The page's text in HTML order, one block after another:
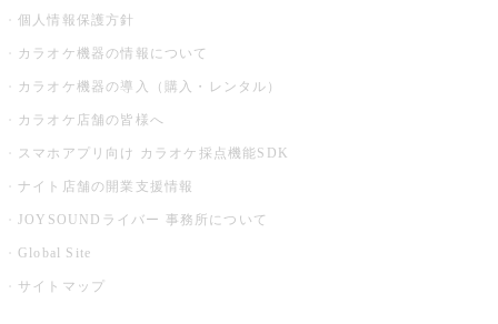
個人情報保護方針
カラオケ機器の情報について
カラオケ機器の導入（購入・レンタル）
カラオケ店舗の皆様へ
スマホアプリ向け カラオケ採点機能SDK
ナイト店舗の開業支援情報
JOYSOUNDライバー 事務所について
Global Site
サイトマップ